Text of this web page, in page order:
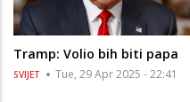
Tramp: Volio bih biti papa
SVIJET Tue, 29 Apr 2025 - 22:41